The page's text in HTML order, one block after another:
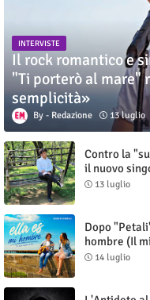
INTERVISTE
Il rock romantico e
"Ti porterò al mare"
semplicità»
Redazione 13 luglio
Contro la
il nuovo
13 luglio
Dopo
hombre (Il
14 luglio